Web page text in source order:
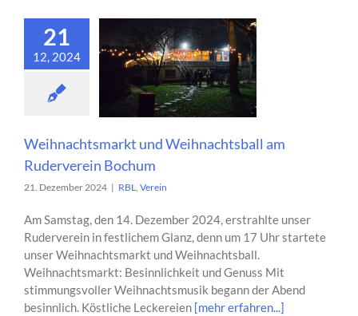
21
12, 2024
Weihnachtsmarkt und Weihnachtsball am
Ruderverein Bochum
21. Dezember 2024 | RBL, Verein
Am Samstag, den 14. Dezember 2024, erstrahlte unser
Ruderverein in festlichem Glanz, denn um 17 Uhr startete
unser Weihnachtsmarkt und Weihnachtsball.
Weihnachtsmarkt: Besinnlichkeit und Genuss Mit
stimmungsvoller Weihnachtsmusik begann der Abend
besinnlich. Köstliche Leckereien [mehr erfahren...]